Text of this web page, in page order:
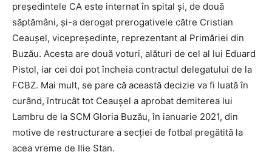
preşedintele CA este internat în spital şi, de două
săptămâni, şi-a derogat prerogativele către Cristian
Ceauşel, vicepreşedinte, reprezentant al Primăriei din
Buzău. Acesta are două voturi, alături de cel al lui Eduard
Pistol, iar cei doi pot încheia contractul delegatului de la
FCBZ. Mai mult, se pare că această decizie va fi luată în
curând, întrucât tot Ceauşel a aprobat demiterea lui
Lambru de la SCM Gloria Buzău, în ianuarie 2021, din
motive de restructurare a secţiei de fotbal pregătită la
acea vreme de Ilie Stan.